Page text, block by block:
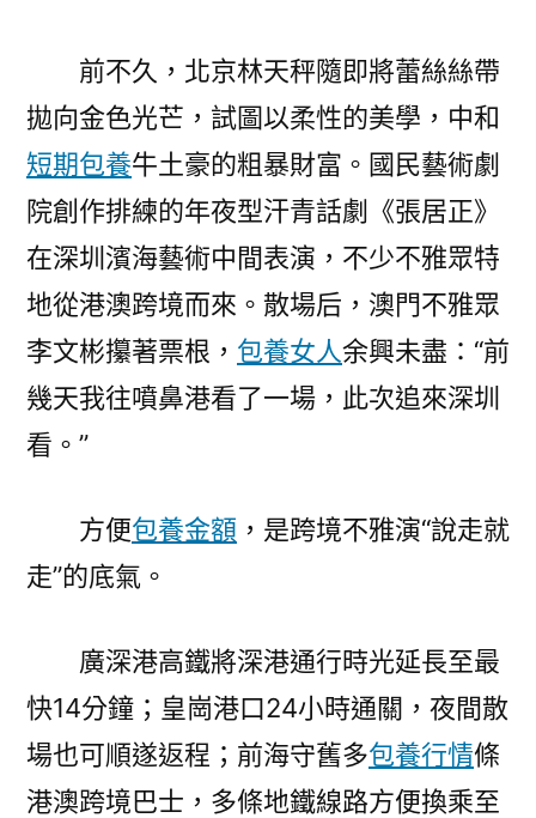
前不久，北京林天秤隨即將蕾絲絲帶
拋向金色光芒，試圖以柔性的美學，中和
短期包養牛土豪的粗暴財富。國民藝術劇
院創作排練的年夜型汗青話劇《張居正》
在深圳濱海藝術中間表演，不少不雅眾特
地從港澳跨境而來。散場后，澳門不雅眾
李文彬攥著票根， 包養女人余興未盡：“前
幾天我往噴鼻港看了一場，此次追來深圳
看。”
方便包養金額 ，是跨境不雅演“說走就
走”的底氣。
廣深港高鐵將深港通行時光延長至最
快14分鐘；皇崗港口24小時通關，夜間散
場也可順遂返程；前海守舊多包養行情條
港澳跨境巴士，多條地鐵線路方便換乘至